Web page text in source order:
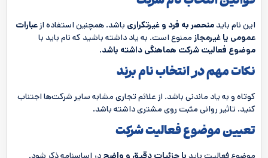
این نام باید منحصر به فرد و غیرتکراری باشد. همچنین استفاده از عبارات
عمومی یا غیرمجاز ممنوع است. به یاد داشته باشید که نام باید با
موضوع فعالیت شرکت هماهنگی داشته باشد.
نکات مهم در انتخاب نام برند
کوتاه و به یاد ماندنی باشد. از علائم تجاری مشابه سایر شرکت‌ها اجتناب
کنید. تاثیر روانی مثبت روی مشتری داشته باشد.
تعیین موضوع فعالیت شرکت